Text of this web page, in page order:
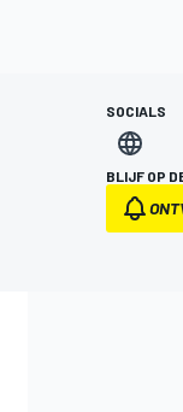
SOCIALS
BLIJF OP